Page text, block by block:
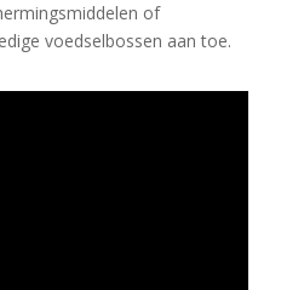
of
voedselbossen aan toe.